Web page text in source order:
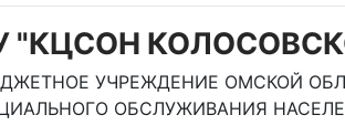
"КЦСОН
УЧРЕЖДЕНИЕ ОМСКОЙ
ОБСЛУЖИВАНИЯ